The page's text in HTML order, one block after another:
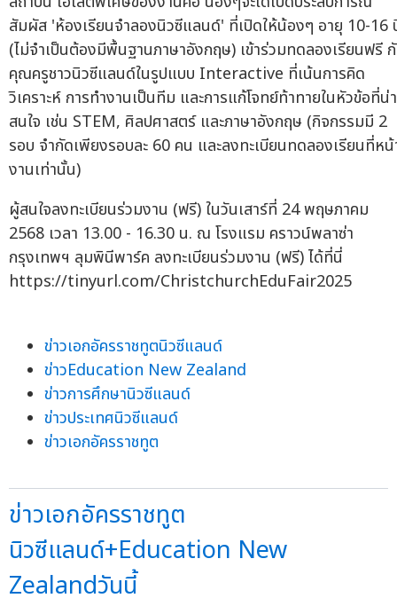
สัมผัส 'ห้องเรียนจำลองนิวซีแลนด์' ที่เปิดให้น้องๆ อายุ 10-16
(ไม่จำเป็นต้องมีพื้นฐานภาษาอังกฤษ) เข้าร่วมทดลองเรียนฟรี
คุณครูชาวนิวซีแลนด์ในรูปแบบ Interactive ที่เน้นการคิด
วิเคราะห์ การทำงานเป็นทีม และการแก้โจทย์ท้าทายในหัวข้อที่น่า
สนใจ เช่น STEM, ศิลปศาสตร์ และภาษาอังกฤษ (กิจกรรมมี 2
รอบ จำกัดเพียงรอบละ 60 คน และลงทะเบียนทดลองเรียนที่ห
งานเท่านั้น)
ผู้สนใจลงทะเบียนร่วมงาน (ฟรี) ในวันเสาร์ที่ 24 พฤษภาคม
2568 เวลา 13.00 - 16.30 น. ณ โรงแรม คราวน์พลาซ่า
กรุงเทพฯ ลุมพินีพาร์ค ลงทะเบียนร่วมงาน (ฟรี) ได้ที่นี่
https://tinyurl.com/ChristchurchEduFair2025
ข่าวเอกอัครราชทูตนิวซีแลนด์
ข่าวEducation New Zealand
ข่าวการศึกษานิวซีแลนด์
ข่าวประเทศนิวซีแลนด์
ข่าวเอกอัครราชทูต
ข่าวเอกอัครราชทูต
นิวซีแลนด์+Education New
Zealandวันนี้